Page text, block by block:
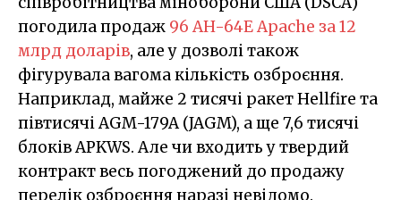
погодила продаж 96 AH-64E Apache за 12
млрд доларів, але у дозволі також
фігурувала вагома кількість озброєння.
Наприклад, майже 2 тисячі ракет Hellfire та
півтисячі AGM-179A (JAGM), а ще 7,6 тисячі
блоків APKWS. Але чи входить у твердий
контракт весь погоджений до продажу
перелік озброєння наразі невідомо.